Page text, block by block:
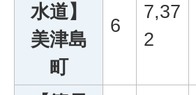
水道】
美津島
町
6
7,37
2